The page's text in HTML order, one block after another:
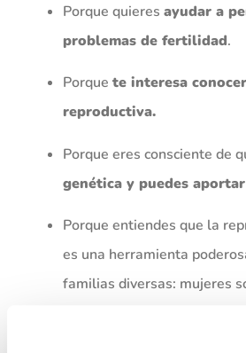
Porque quieres ayudar a
problemas de fertilidad.
Porque te interesa
reproductiva.
Porque eres consciente de
genética y puedes
Porque entiendes que la
es una herramienta
familias diversas: mujeres